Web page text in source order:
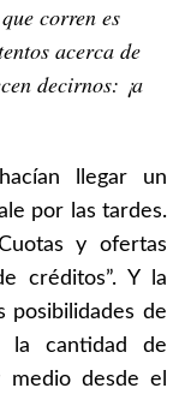
corren es
acerca de
decirnos: ¡a
llegar un
por las tardes.
y ofertas
créditos”. Y la
posibilidades de
la cantidad de
desde el